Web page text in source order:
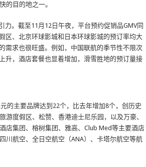
的目的地之一。
力。截至11月12日午夜，平台预约促销品GMV同
区、北京环球影城和日本环球影城的预订率均大
需求也很旺盛。例如，中国联航的季节性不限次
升，酒店套餐也显着增加，滑雪胜地的预订量接
的主要品牌达到22个，比去年增加8个，创历史
度假区、松赞、香港迪士尼乐园，以及万豪、
店集团、榕树集团、雅高、Club Med等主要酒店
川航空、全日空航空（ANA）、卡塔尔航空等航